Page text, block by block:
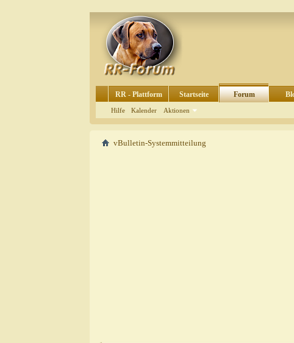
RR - Plattform Startseite Forum
Hilfe Kalender Aktionen
vBulletin-Systemmitteilung